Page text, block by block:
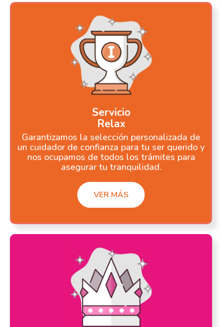
Servicio
Relax
Garantizamos la selección personalizada de
un cuidador de confianza para tu ser querido y
nos ocupamos de todos los trámites para
asegurar tu tranquilidad.
VER MÁS